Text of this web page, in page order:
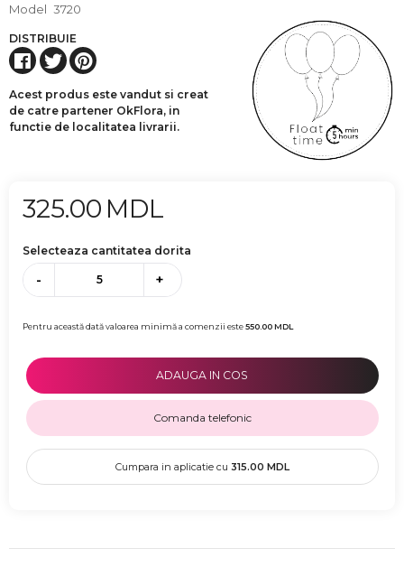
Model 3720
DISTRIBUIE
Acest produs este vandut si creat
de catre partener OkFlora, in
functie de localitatea livrarii.
325.00 MDL
Selecteaza cantitatea dorita
- +
Pentru această dată valoarea minimă a comenzii este550.00MDL
ADAUGA IN COS
Comanda telefonic
Cumpara in aplicatie cu 315.00 MDL